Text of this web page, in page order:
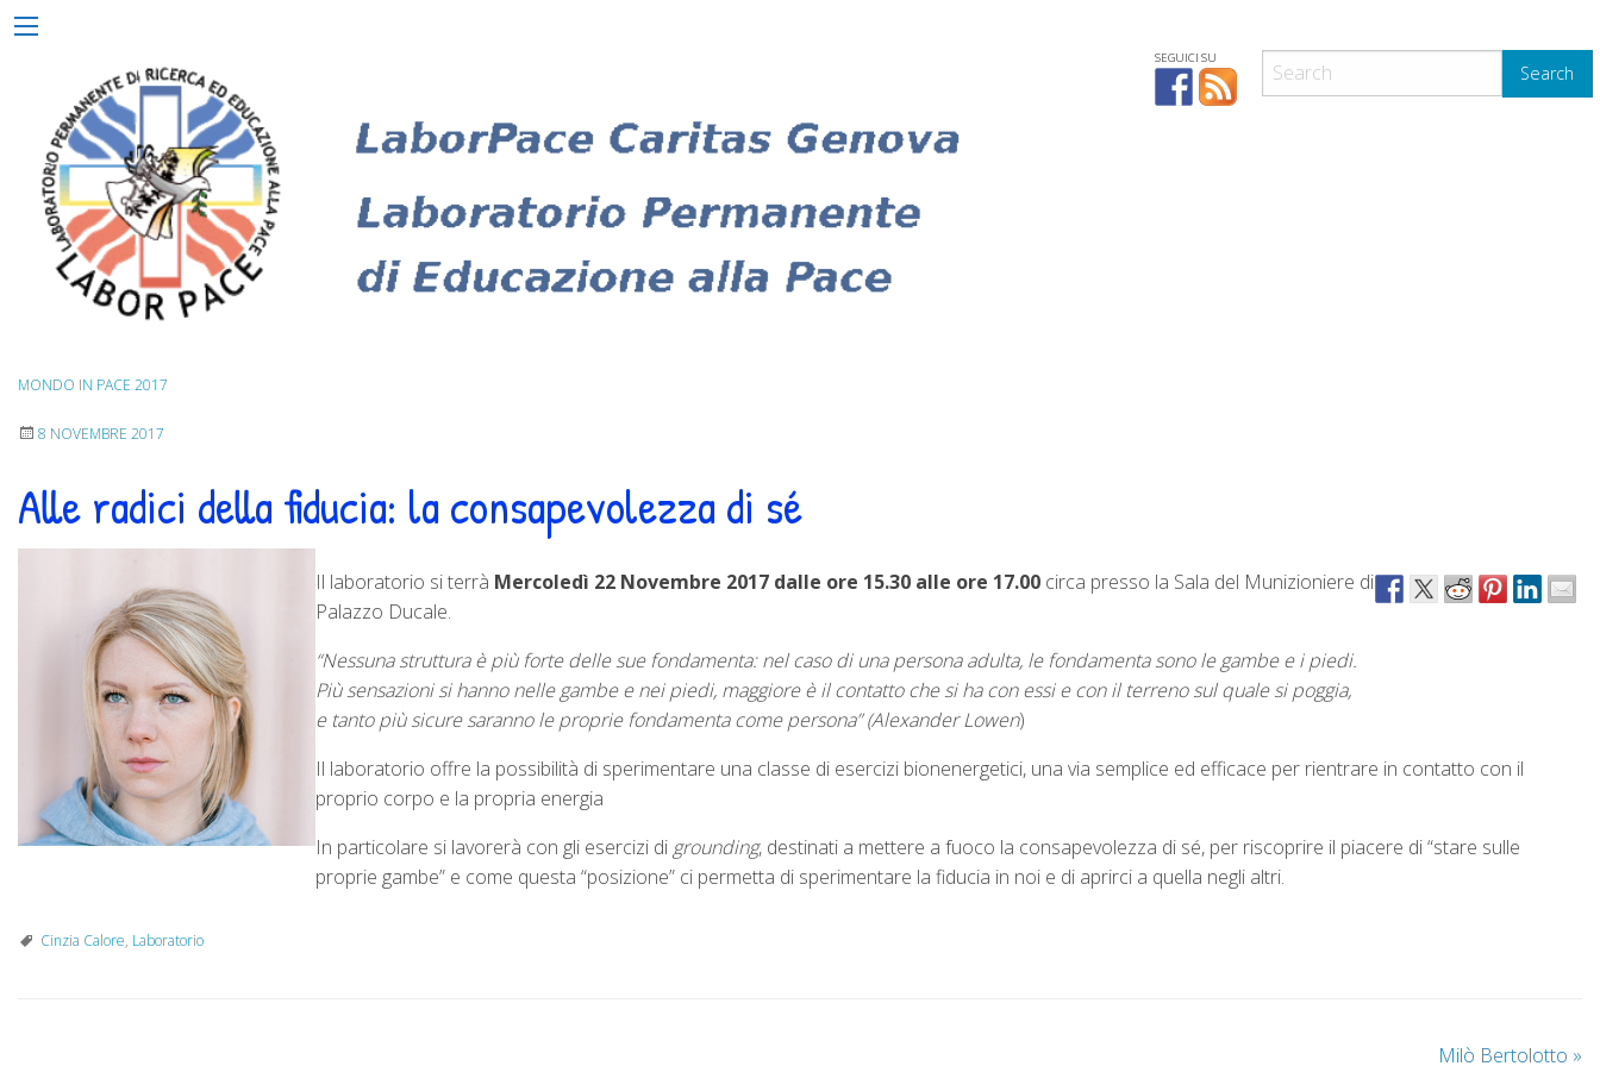
Skip
to
Search
SEGUICI SU
MONDO IN PACE 2017
8 NOVEMBRE 2017
Alle radici della fiducia: la consapevolezza di sé
Il laboratorio si terrà Mercoledì 22 Novembre 2017 dalle ore 15.30 alle ore 17.00 circa presso la Sala del Munizioniere di
Palazzo Ducale.
“Nessuna struttura è più forte delle sue fondamenta: nel caso di una persona adulta, le fondamenta sono le gambe e i piedi.
Più sensazioni si hanno nelle gambe e nei piedi, maggiore è il contatto che si ha con essi e con il terreno sul quale si poggia,
e tanto più sicure saranno le proprie fondamenta come persona” (Alexander Lowen)
Il laboratorio offre la possibilità di sperimentare una classe di esercizi bionenergetici, una via semplice ed efficace per rientrare in contatto con il
proprio corpo e la propria energia
In particolare si lavorerà con gli esercizi di grounding, destinati a mettere a fuoco la consapevolezza di sé, per riscoprire il piacere di “stare sulle
proprie gambe” e come questa “posizione” ci permetta di sperimentare la fiducia in noi e di aprirci a quella negli altri.
Cinzia Calore, Laboratorio
Milò Bertolotto »